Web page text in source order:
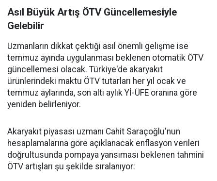
Asıl Büyük Artış ÖTV Güncellemesiyle
Gelebilir
Uzmanların dikkat çektiği asıl önemli gelişme ise
temmuz ayında uygulanması beklenen otomatik ÖTV
güncellemesi olacak. Türkiye'de akaryakıt
ürünlerindeki maktu ÖTV tutarları her yıl ocak ve
temmuz aylarında, son altı aylık Yİ-ÜFE oranına göre
yeniden belirleniyor.
Akaryakıt piyasası uzmanı Cahit Saraçoğlu'nun
hesaplamalarına göre açıklanacak enflasyon verileri
doğrultusunda pompaya yansıması beklenen tahmini
ÖTV artışları şu şekilde sıralanıyor: